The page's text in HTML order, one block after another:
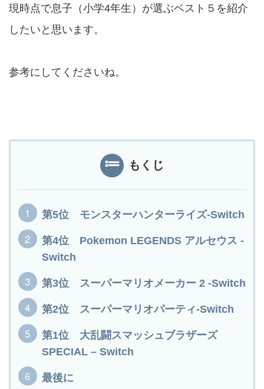
現時点で息子（小学4年生）が選ぶベスト５を紹介
したいと思います。
参考にしてくださいね。
もくじ
第5位 モンスターハンターライズ-Switch
第4位 Pokemon LEGENDS アルセウス -
Switch
第3位 スーパーマリオメーカー 2 -Switch
第2位 スーパーマリオパーティ-Switch
第1位 大乱闘スマッシュブラザーズ
SPECIAL – Switch
最後に